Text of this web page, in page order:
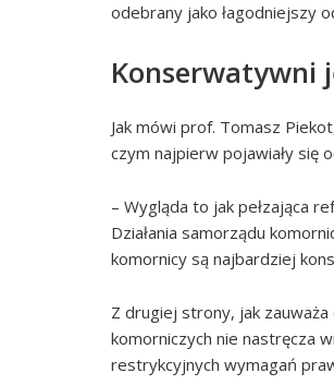
odebrany jako łagodniejszy
Konserwatywni
Jak mówi prof. Tomasz
czym najpierw pojawiały się
– Wygląda to jak pełzająca
Działania samorządu
komornicy są najbardziej
Z drugiej strony, jak
komorniczych nie nastręcza
restrykcyjnych wymagań